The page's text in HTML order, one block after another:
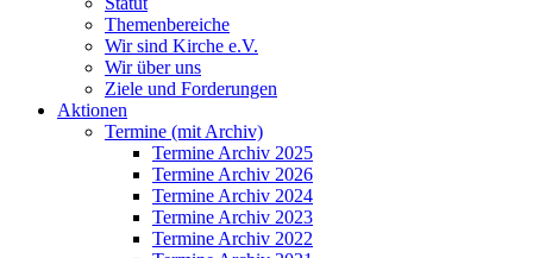
Themenbereiche
Wir sind Kirche e.V.
Wir über uns
Ziele und Forderungen
Aktionen
Termine (mit Archiv)
Termine Archiv 2025
Termine Archiv 2026
Termine Archiv 2024
Termine Archiv 2023
Termine Archiv 2022